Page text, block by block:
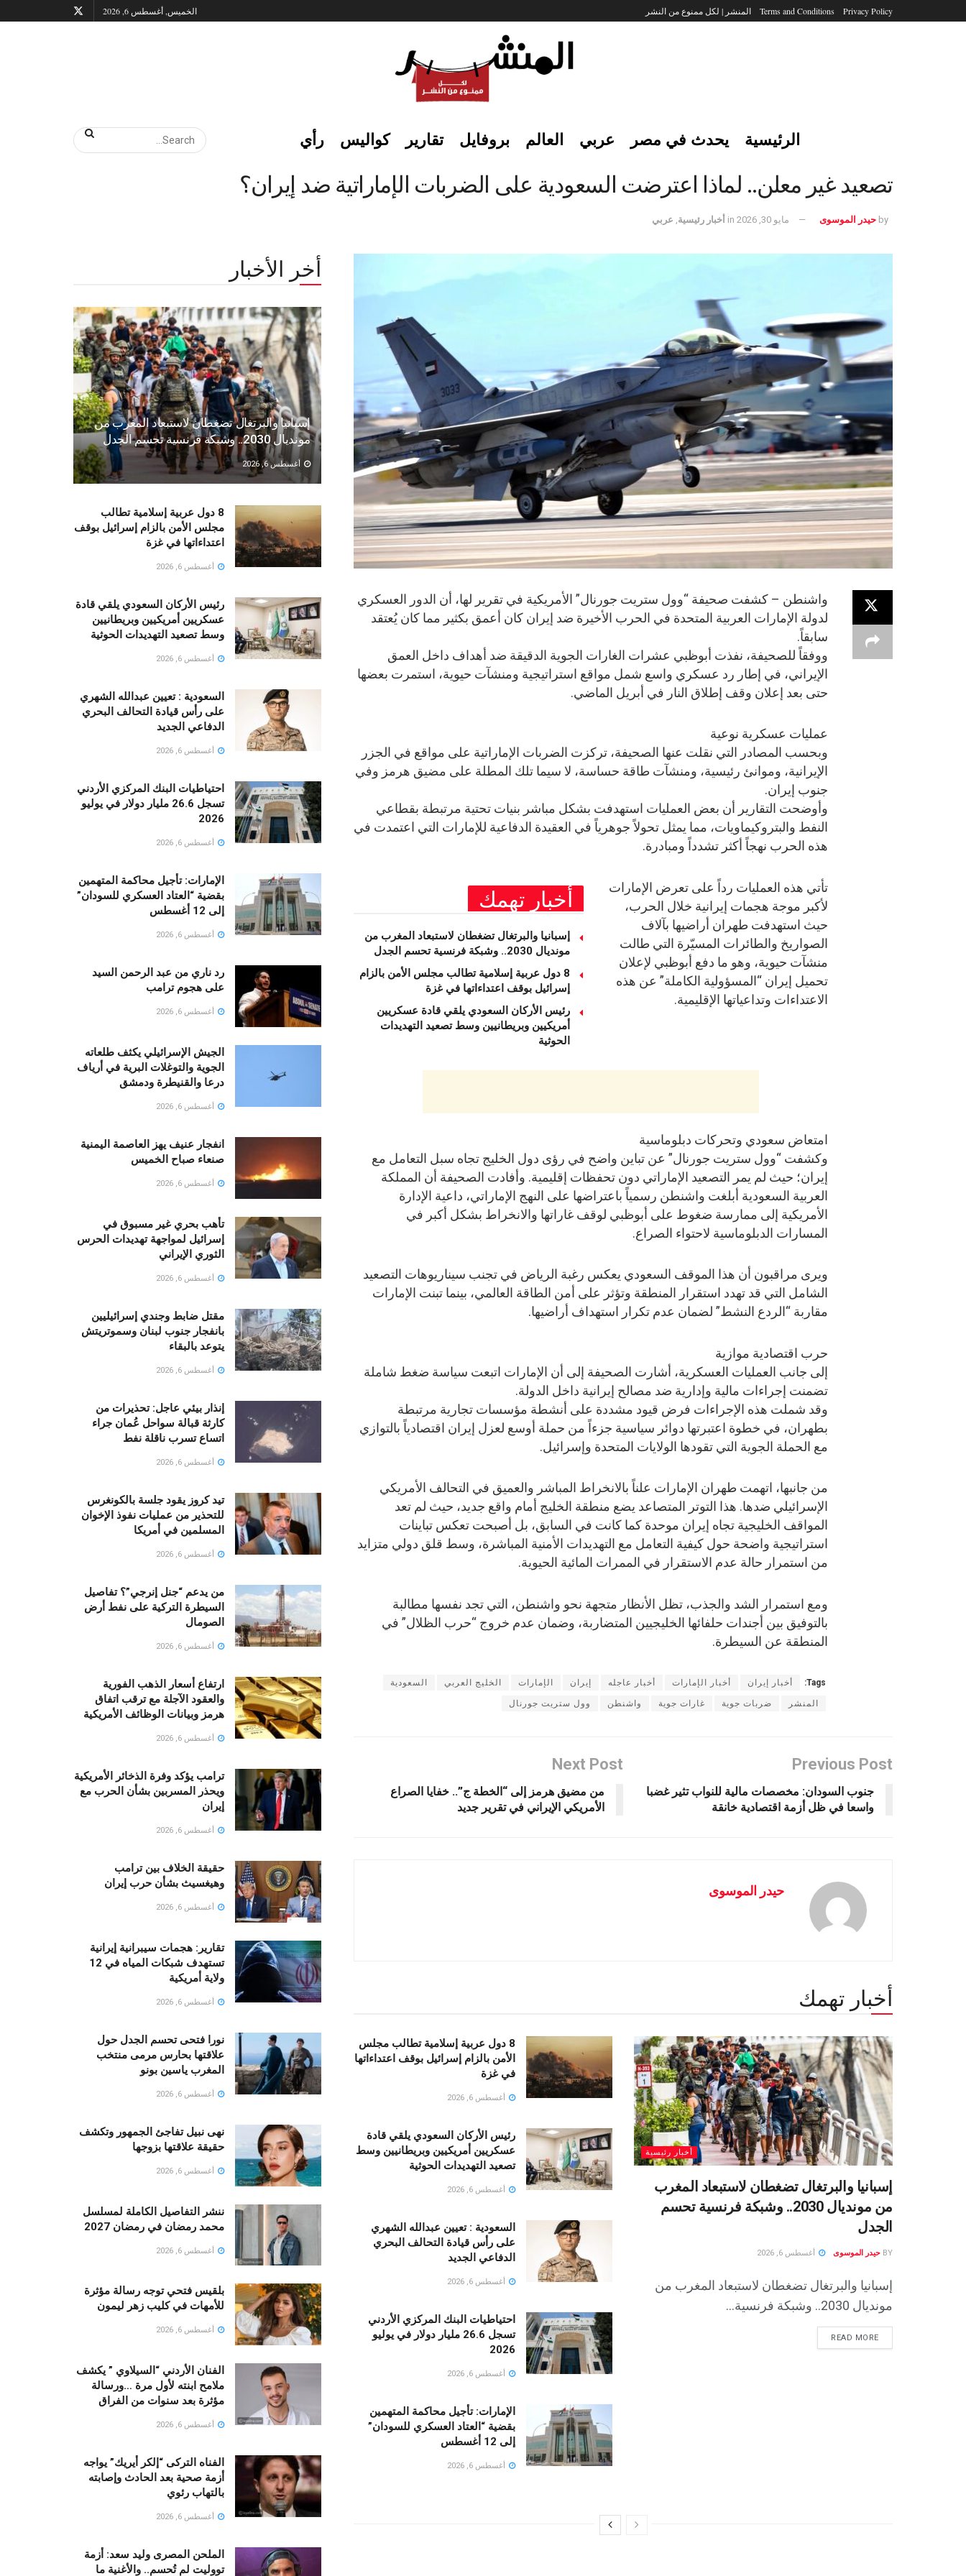
Privacy Policy
Terms and Conditions المنشر | لكل ممنوع من النشر الخميس, أغسطس 6, 2026
الرئيسية يحدث في مصر عربي العالم بروفايل تقارير كواليس رأي
تصعيد غير معلن.. لماذا اعترضت السعودية على الضربات الإماراتية ضد إيران؟
by حيدر الموسوى مايو 30, 2026 in أخبار رئيسية عربي
واشنطن – كشفت صحيفة “وول ستريت جورنال” الأمريكية في تقرير لها، أن الدور العسكري
لدولة الإمارات العربية المتحدة في الحرب الأخيرة ضد إيران كان أعمق بكثير مما كان يُعتقد
سابقاً.
ووفقاً للصحيفة، نفذت أبوظبي عشرات الغارات الجوية الدقيقة ضد أهداف داخل العمق
الإيراني، في إطار رد عسكري واسع شمل مواقع استراتيجية ومنشآت حيوية، استمرت بعضها
حتى بعد إعلان وقف إطلاق النار في أبريل الماضي.
عمليات عسكرية نوعية
وبحسب المصادر التي نقلت عنها الصحيفة، تركزت الضربات الإماراتية على مواقع في الجزر
الإيرانية، وموانئ رئيسية، ومنشآت طاقة حساسة، لا سيما تلك المطلة على مضيق هرمز وفي
جنوب إيران.
وأوضحت التقارير أن بعض العمليات استهدفت بشكل مباشر بنيات تحتية مرتبطة بقطاعي
النفط والبتروكيماويات، مما يمثل تحولاً جوهرياً في العقيدة الدفاعية للإمارات التي اعتمدت في
هذه الحرب نهجاً أكثر تشدداً ومبادرة.
أخبار تهمك
إسبانيا والبرتغال تضغطان لاستبعاد المغرب من
مونديال 2030.. وشبكة فرنسية تحسم الجدل
8 دول عربية إسلامية تطالب مجلس الأمن بالزام
إسرائيل بوقف اعتداءاتها في غزة
رئيس الأركان السعودي يلقي قادة عسكريين
أمريكيين وبريطانيين وسط تصعيد التهديدات
الحوثية
تأتي هذه العمليات رداً على تعرض الإمارات
لأكبر موجة هجمات إيرانية خلال الحرب،
حيث استهدفت طهران أراضيها بآلاف
الصواريخ والطائرات المسيّرة التي طالت
منشآت حيوية، وهو ما دفع أبوظبي لإعلان
تحميل إيران “المسؤولية الكاملة” عن هذه
الاعتداءات وتداعياتها الإقليمية.
امتعاض سعودي وتحركات دبلوماسية
وكشفت “وول ستريت جورنال” عن تباين واضح في رؤى دول الخليج تجاه سبل التعامل مع
إيران؛ حيث لم يمر التصعيد الإماراتي دون تحفظات إقليمية. وأفادت الصحيفة أن المملكة
العربية السعودية أبلغت واشنطن رسمياً باعتراضها على النهج الإماراتي، داعية الإدارة
الأمريكية إلى ممارسة ضغوط على أبوظبي لوقف غاراتها والانخراط بشكل أكبر في
المسارات الدبلوماسية لاحتواء الصراع.
ويرى مراقبون أن هذا الموقف السعودي يعكس رغبة الرياض في تجنب سيناريوهات التصعيد
الشامل التي قد تهدد استقرار المنطقة وتؤثر على أمن الطاقة العالمي، بينما تبنت الإمارات
مقاربة “الردع النشط” لضمان عدم تكرار استهداف أراضيها.
حرب اقتصادية موازية
إلى جانب العمليات العسكرية، أشارت الصحيفة إلى أن الإمارات اتبعت سياسة ضغط شاملة
تضمنت إجراءات مالية وإدارية ضد مصالح إيرانية داخل الدولة.
وقد شملت هذه الإجراءات فرض قيود مشددة على أنشطة مؤسسات تجارية مرتبطة
بطهران، في خطوة اعتبرتها دوائر سياسية جزءاً من حملة أوسع لعزل إيران اقتصادياً بالتوازي
مع الحملة الجوية التي تقودها الولايات المتحدة وإسرائيل.
من جانبها، اتهمت طهران الإمارات علناً بالانخراط المباشر والعميق في التحالف الأمريكي
الإسرائيلي ضدها. هذا التوتر المتصاعد يضع منطقة الخليج أمام واقع جديد، حيث لم تعد
المواقف الخليجية تجاه إيران موحدة كما كانت في السابق، بل أصبحت تعكس تباينات
استراتيجية واضحة حول كيفية التعامل مع التهديدات الأمنية المباشرة، وسط قلق دولي متزايد
من استمرار حالة عدم الاستقرار في الممرات المائية الحيوية.
ومع استمرار الشد والجذب، تظل الأنظار متجهة نحو واشنطن، التي تجد نفسها مطالبة
بالتوفيق بين أجندات حلفائها الخليجيين المتضاربة، وضمان عدم خروج “حرب الظلال” في
المنطقة عن السيطرة.
Tags: أخبار إيران أخبار الإمارات أخبار عاجله إيران الإمارات الخليج العربي السعودية
المنشر ضربات جوية غارات جوية واشنطن وول ستريت جورنال
Previous Post
جنوب السودان: مخصصات مالية للنواب تثير غضبا
واسعا في ظل أزمة اقتصادية خانقة
Next Post
من مضيق هرمز إلى “الخطة ج”.. خفايا الصراع
الأمريكي الإيراني في تقرير جديد
حيدر الموسوى
أخبار تهمك
أخبار رئيسية
إسبانيا والبرتغال تضغطان لاستبعاد المغرب
من مونديال 2030.. وشبكة فرنسية تحسم
الجدل
BY حيدر الموسوى أغسطس 6, 2026
إسبانيا والبرتغال تضغطان لاستبعاد المغرب من
مونديال 2030.. وشبكة فرنسية...
READ MORE
8 دول عربية إسلامية تطالب مجلس
الأمن بالزام إسرائيل بوقف اعتداءاتها
في غزة
أغسطس 6, 2026
رئيس الأركان السعودي يلقي قادة
عسكريين أمريكيين وبريطانيين وسط
تصعيد التهديدات الحوثية
أغسطس 6, 2026
السعودية : تعيين عبدالله الشهري
على رأس قيادة التحالف البحري
الدفاعي الجديد
أغسطس 6, 2026
احتياطيات البنك المركزي الأردني
تسجل 26.6 مليار دولار في يوليو
2026
أغسطس 6, 2026
الإمارات: تأجيل محاكمة المتهمين
بقضية “العتاد العسكري للسودان”
إلى 12 أغسطس
أغسطس 6, 2026
أخر الأخبار
إسبانيا والبرتغال تضغطان لاستبعاد المغرب من
مونديال 2030.. وشبكة فرنسية تحسم الجدل
أغسطس 6, 2026
8 دول عربية إسلامية تطالب
مجلس الأمن بالزام إسرائيل بوقف
اعتداءاتها في غزة
أغسطس 6, 2026
رئيس الأركان السعودي يلقي قادة
عسكريين أمريكيين وبريطانيين
وسط تصعيد التهديدات الحوثية
أغسطس 6, 2026
السعودية : تعيين عبدالله الشهري
على رأس قيادة التحالف البحري
الدفاعي الجديد
أغسطس 6, 2026
احتياطيات البنك المركزي الأردني
تسجل 26.6 مليار دولار في يوليو
2026
أغسطس 6, 2026
الإمارات: تأجيل محاكمة المتهمين
بقضية “العتاد العسكري للسودان”
إلى 12 أغسطس
أغسطس 6, 2026
رد ناري من عبد الرحمن السيد
على هجوم ترامب
أغسطس 6, 2026
الجيش الإسرائيلي يكثف طلعاته
الجوية والتوغلات البرية في أرياف
درعا والقنيطرة ودمشق
أغسطس 6, 2026
انفجار عنيف يهز العاصمة اليمنية
صنعاء صباح الخميس
أغسطس 6, 2026
تأهب بحري غير مسبوق في
إسرائيل لمواجهة تهديدات الحرس
الثوري الإيراني
أغسطس 6, 2026
مقتل ضابط وجندي إسرائيليين
بانفجار جنوب لبنان وسموتريتش
يتوعد بالبقاء
أغسطس 6, 2026
إنذار بيئي عاجل: تحذيرات من
كارثة قبالة سواحل عُمان جراء
اتساع تسرب ناقلة نفط
أغسطس 6, 2026
تيد كروز يقود جلسة بالكونغرس
للتحذير من عمليات نفوذ الإخوان
المسلمين في أمريكا
أغسطس 6, 2026
من يدعم “جنل إنرجي”؟ تفاصيل
السيطرة التركية على نفط أرض
الصومال
أغسطس 6, 2026
ارتفاع أسعار الذهب الفورية
والعقود الآجلة مع ترقب اتفاق
هرمز وبيانات الوظائف الأمريكية
أغسطس 6, 2026
ترامب يؤكد وفرة الذخائر الأمريكية
ويحذر المسربين بشأن الحرب مع
إيران
أغسطس 6, 2026
حقيقة الخلاف بين ترامب
وهيغسيث بشأن حرب إيران
أغسطس 6, 2026
تقارير: هجمات سيبرانية إيرانية
تستهدف شبكات المياه في 12
ولاية أمريكية
أغسطس 6, 2026
نورا فتحى تحسم الجدل حول
علاقتها بحارس مرمى منتخب
المغرب ياسين بونو ‏
أغسطس 6, 2026
نهى نبيل تفاجئ الجمهور وتكشف
حقيقة علاقتها بزوجها
أغسطس 6, 2026
ننشر التفاصيل الكاملة لمسلسل
محمد رمضان في رمضان 2027
أغسطس 6, 2026
بلقيس فتحي توجه رسالة مؤثرة
للأمهات في كليب زهر ليمون ‏
أغسطس 6, 2026
الفنان الأردني “السيلاوي ” يكشف
ملامح ابنته لأول مرة …ورسالة
مؤثرة بعد سنوات من الفراق
أغسطس 6, 2026
الفناه التركى “إلكر أيريك” يواجه
أزمة صحية بعد الحادث وإصابته
بالتهاب رئوي
أغسطس 6, 2026
الملحن المصرى وليد سعد: أزمة
تووليت لم تُحسم.. والأغنية ما